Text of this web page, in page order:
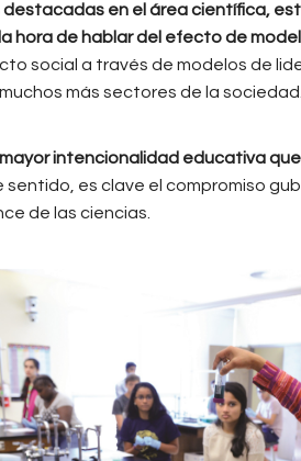
en el área científica,
hora de hablar del efecto de
social a través de modelos de
más sectores de la sociedad.
intencionalidad educativa
sentido, es clave el compromiso
de las ciencias.